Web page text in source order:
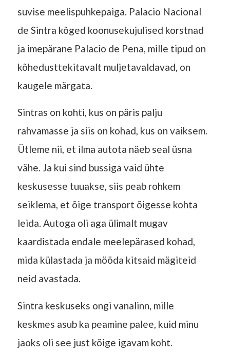
suvise meelispuhkepaiga. Palacio Nacional
de Sintra kõged koonusekujulised korstnad
ja imepärane Palacio de Pena, mille tipud on
kõhedusttekitavalt muljetavaldavad, on
kaugele märgata.
Sintras on kohti, kus on päris palju
rahvamasse ja siis on kohad, kus on vaiksem.
Ütleme nii, et ilma autota näeb seal üsna
vähe. Ja kui sind bussiga vaid ühte
keskusesse tuuakse, siis peab rohkem
seiklema, et õige transport õigesse kohta
leida. Autoga oli aga ülimalt mugav
kaardistada endale meelepärased kohad,
mida külastada ja mööda kitsaid mägiteid
neid avastada.
Sintra keskuseks ongi vanalinn, mille
keskmes asub ka peamine palee, kuid minu
jaoks oli see just kõige igavam koht.